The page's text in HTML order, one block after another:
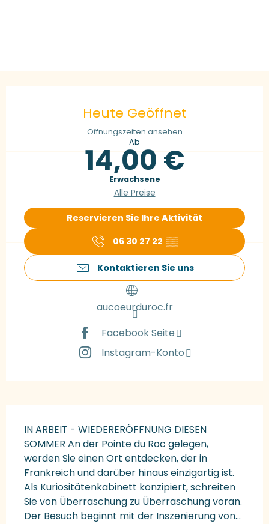
Heute Geöffnet
Öffnungszeiten ansehen
Ab
14,00 €
Erwachsene
Alle Preise
Reservieren Sie Ihre Aktivität
06 30 27 22 ▒▒
Kontaktieren Sie uns
aucoeurduroc.fr
Facebook Seite
Instagram-Konto
IN ARBEIT - WIEDERERÖFFNUNG DIESEN
SOMMER An der Pointe du Roc gelegen,
werden Sie einen Ort entdecken, der in
Frankreich und darüber hinaus einzigartig ist.
Als Kuriositätenkabinett konzipiert, schreiten
Sie von Überraschung zu Überraschung voran.
Der Besuch beginnt mit der Inszenierung von...